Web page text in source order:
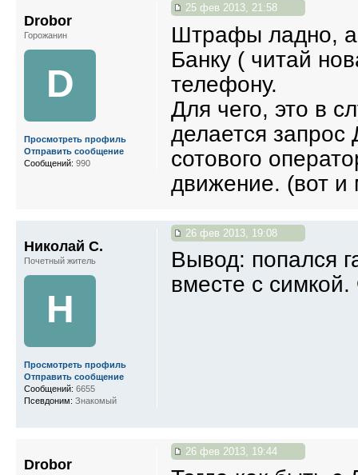
25 фев 2013, 21:58
Штрафы ладно, а
Банку ( читай
телефону.
Для чего, это в
делается
сотового
движение. (вот
Drobor
Горожанин
D
Просмотреть профиль
Отправить сообщение
Сообщений: 990
26 фев 2013, 19:08
Вывод: попался
вместе с симкой.
Николай С.
Почетный житель
Н
Просмотреть профиль
Отправить сообщение
Сообщений: 6655
Псевдоним: Знакомый
26 фев 2013, 19:44
Drobor